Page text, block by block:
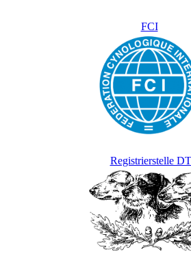
FCI
Registrierstelle